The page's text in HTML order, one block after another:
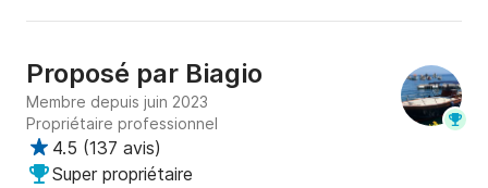
Proposé par Biagio
Membre depuis juin 2023
Propriétaire professionnel
4.5 (137 avis)
Super propriétaire